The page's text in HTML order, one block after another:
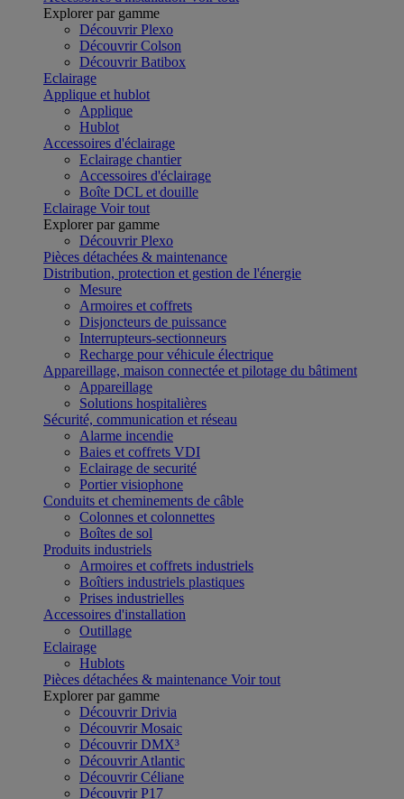
Explorer par gamme
Découvrir Plexo
Découvrir Colson
Découvrir Batibox
Eclairage
Applique et hublot
Applique
Hublot
Accessoires d'éclairage
Eclairage chantier
Accessoires d'éclairage
Boîte DCL et douille
Eclairage Voir tout
Explorer par gamme
Découvrir Plexo
Pièces détachées & maintenance
Distribution, protection et gestion de l'énergie
Mesure
Armoires et coffrets
Disjoncteurs de puissance
Interrupteurs-sectionneurs
Recharge pour véhicule électrique
Appareillage, maison connectée et pilotage du bâtiment
Appareillage
Solutions hospitalières
Sécurité, communication et réseau
Alarme incendie
Baies et coffrets VDI
Eclairage de securité
Portier visiophone
Conduits et cheminements de câble
Colonnes et colonnettes
Boîtes de sol
Produits industriels
Armoires et coffrets industriels
Boîtiers industriels plastiques
Prises industrielles
Accessoires d'installation
Outillage
Eclairage
Hublots
Pièces détachées & maintenance Voir tout
Explorer par gamme
Découvrir Drivia
Découvrir Mosaic
Découvrir DMX³
Découvrir Atlantic
Découvrir Céliane
Découvrir P17